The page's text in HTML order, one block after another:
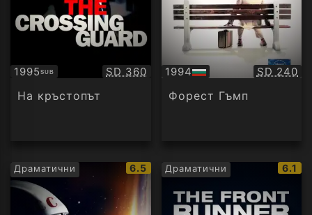
1995SUB
Субтитри Качество:
SD 360
На кръстопът
1994
БГ
аудио
SD 240
Форест Гъмп
Драматични
IMDb
рейтинг:
6.5 Драматични
IMDb
6.1